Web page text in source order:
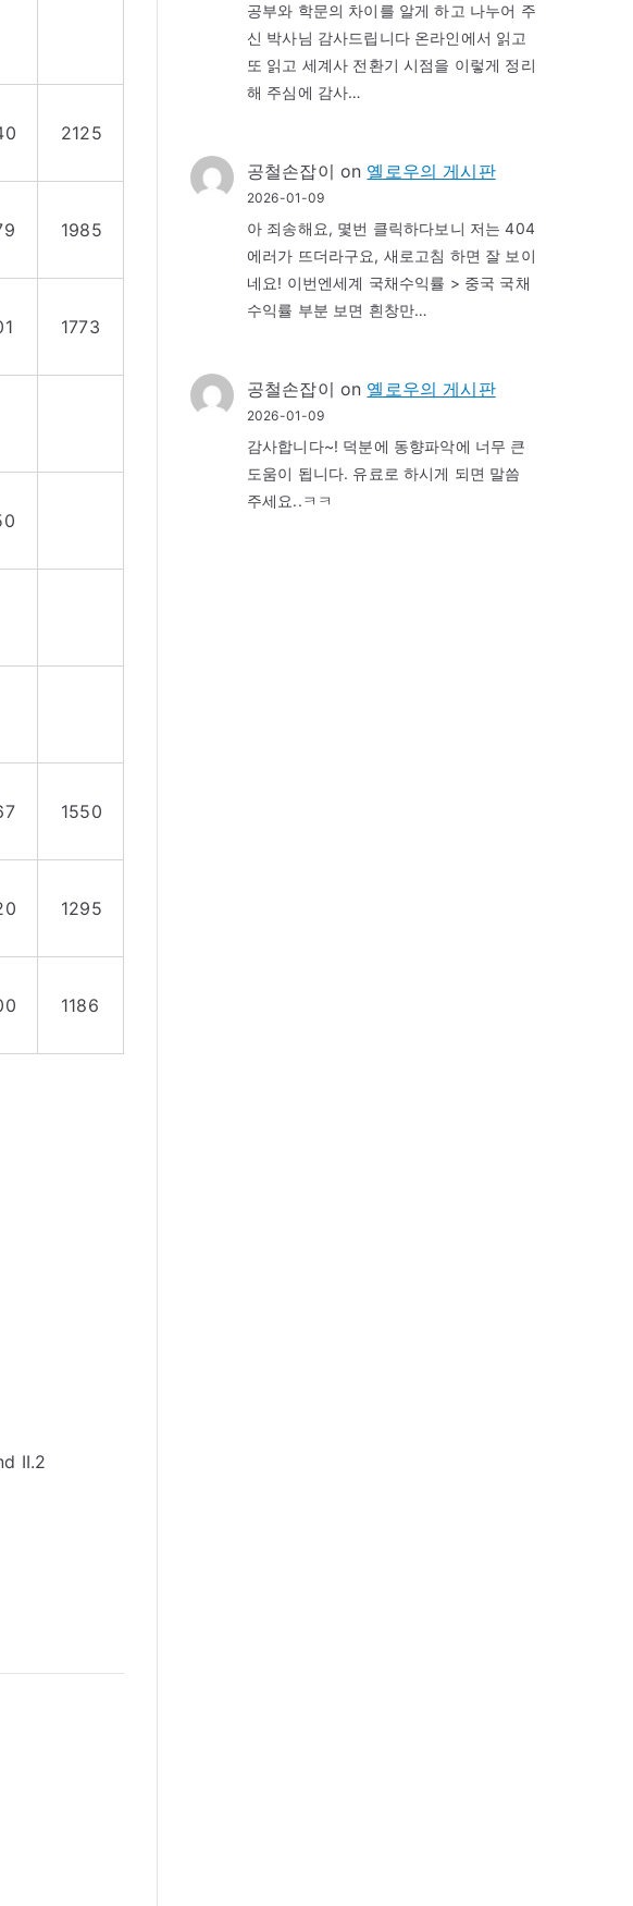
2125
1985
1773
1550
1295
1186
II.2
공부와 학문의 차이를 알게 하고 나누어 주
신 박사님 감사드립니다 온라인에서 읽고
또 읽고 세계사 전환기 시점을 이렇게 정리
해 주심에 감사…
공철손잡이 on 옐로우의 게시판
2026-01-09
아 죄송해요, 몇번 클릭하다보니 저는 404
에러가 뜨더라구요, 새로고침 하면 잘 보이
네요! 이번엔세계 국채수익률 > 중국 국채
수익률 부분 보면 흰창만…
공철손잡이 on 옐로우의 게시판
2026-01-09
감사합니다~! 덕분에 동향파악에 너무 큰
도움이 됩니다. 유료로 하시게 되면 말씀
주세요..ㅋㅋ